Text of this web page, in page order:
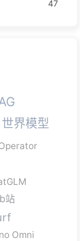
47
世界模型
b站
Omni